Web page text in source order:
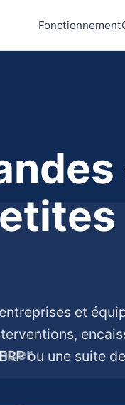
Fonctionnement
et
ou une suite